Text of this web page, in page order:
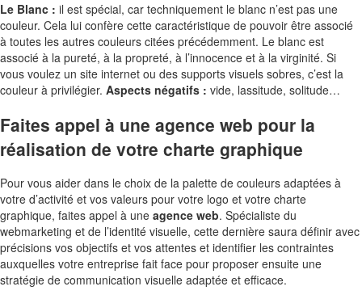
Le Blanc : il est spécial, car techniquement le blanc n’est pas une
couleur. Cela lui confère cette caractéristique de pouvoir être associé
à toutes les autres couleurs citées précédemment. Le blanc est
associé à la pureté, à la propreté, à l’innocence et à la virginité. Si
vous voulez un site internet ou des supports visuels sobres, c’est la
couleur à privilégier. Aspects négatifs : vide, lassitude, solitude…
Faites appel à une agence web pour la
réalisation de votre charte graphique
Pour vous aider dans le choix de la palette de couleurs adaptées à
votre d’activité et vos valeurs pour votre logo et votre charte
graphique, faites appel à une agence web. Spécialiste du
webmarketing et de l’identité visuelle, cette dernière saura définir avec
précisions vos objectifs et vos attentes et identifier les contraintes
auxquelles votre entreprise fait face pour proposer ensuite une
stratégie de communication visuelle adaptée et efficace.